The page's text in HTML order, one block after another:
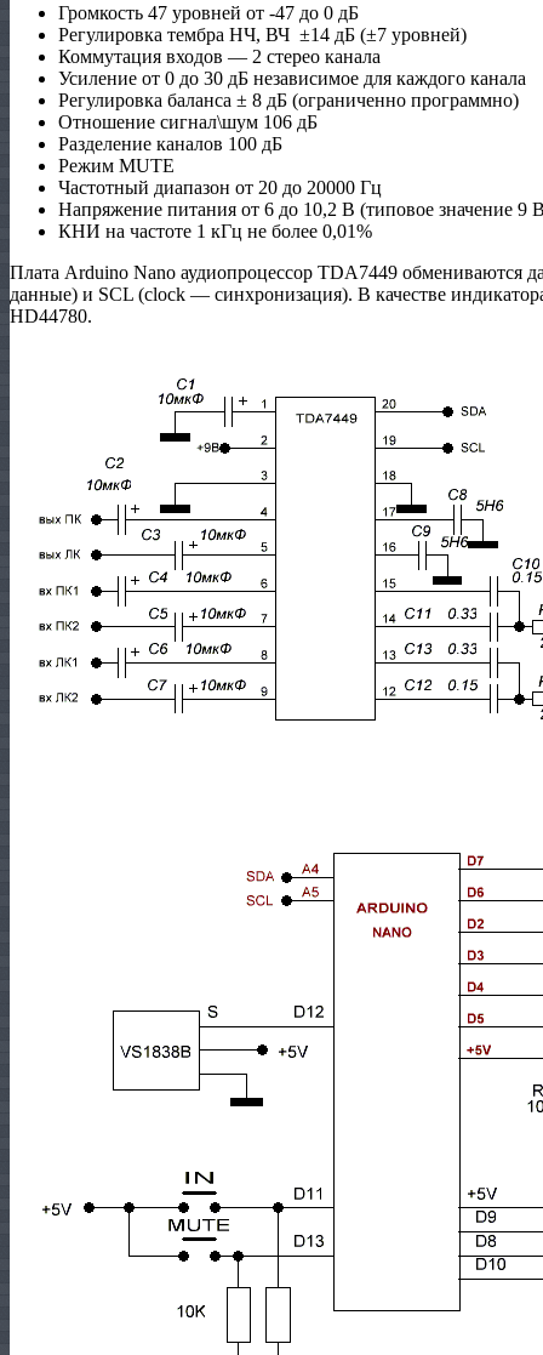
Громкость 47 уровней от -47 до 0 дБ
Регулировка тембра НЧ, ВЧ ±14 дБ (±7 уровней)
Коммутация входов — 2 стерео канала
Усиление от 0 до 30 дБ независимое для каждого канала
Регулировка баланса ± 8 дБ (ограниченно программно)
Отношение сигнал\шум 106 дБ
Разделение каналов 100 дБ
Режим MUTE
Частотный диапазон от 20 до 20000 Гц
Напряжение питания от 6 до 10,2 В (типовое значение 9
КНИ на частоте 1 кГц не более 0,01%
Плата Arduino Nano аудиопроцессор TDA7449
данные) и SCL (clock — синхронизация). В качестве
HD44780.